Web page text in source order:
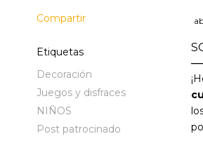
Compartir
Etiquetas
Decoración
Juegos y disfraces
NIÑOS
Post patrocinado